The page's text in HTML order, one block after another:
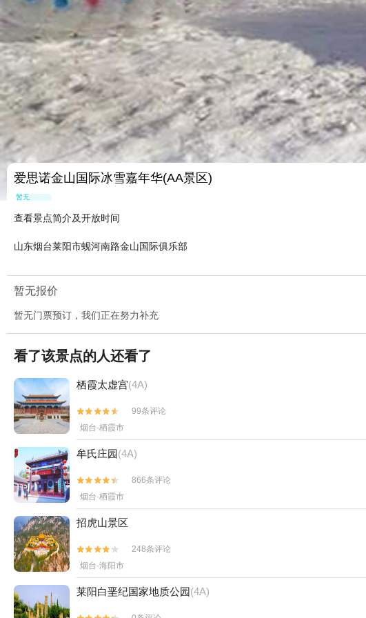
爱思诺金山国际冰雪嘉年华(AA景区)
暂无点评
查看景点简介及开放时间
山东烟台莱阳市蚬河南路金山国际俱乐部
暂无报价
暂无门票预订，我们正在努力补充
看了该景点的人还看了
栖霞太虚宫(4A)


99条评论
烟台·栖霞市
牟氏庄园(4A)


866条评论
烟台·栖霞市
招虎山景区


248条评论
烟台·海阳市
莱阳白垩纪国家地质公园(4A)